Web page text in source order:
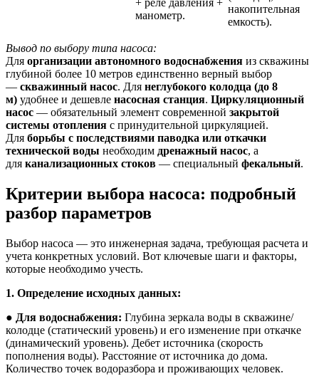
+ реле давления +
манометр.
накопительная
емкость).
Вывод по выбору типа насоса:
Для организации автономного водоснабжения из скважины
глубиной более 10 метров единственно верный выбор
— скважинный насос. Для неглубокого колодца (до 8
м) удобнее и дешевле насосная станция. Циркуляционный
насос — обязательный элемент современной закрытой
системы отопления с принудительной циркуляцией.
Для борьбы с последствиями паводка или откачки
технической воды необходим дренажный насос, а
для канализационных стоков — специальный фекальный.
Критерии выбора насоса: подробный
разбор параметров
Выбор насоса — это инженерная задача, требующая расчета и
учета конкретных условий. Вот ключевые шаги и факторы,
которые необходимо учесть.
1. Определение исходных данных:
● Для водоснабжения: Глубина зеркала воды в скважине/
колодце (статический уровень) и его изменение при откачке
(динамический уровень). Дебет источника (скорость
пополнения воды). Расстояние от источника до дома.
Количество точек водоразбора и проживающих человек.